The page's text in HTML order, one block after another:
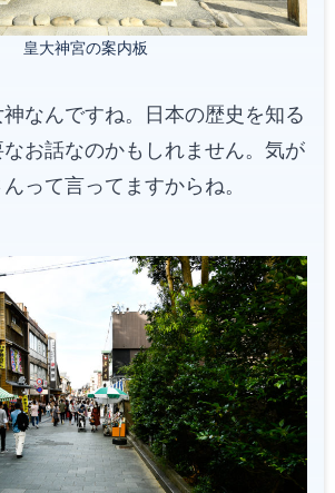
皇大神宮の案内板
なんですね。日本の歴史を知る
なお話なのかもしれません。気が
って言ってますからね。